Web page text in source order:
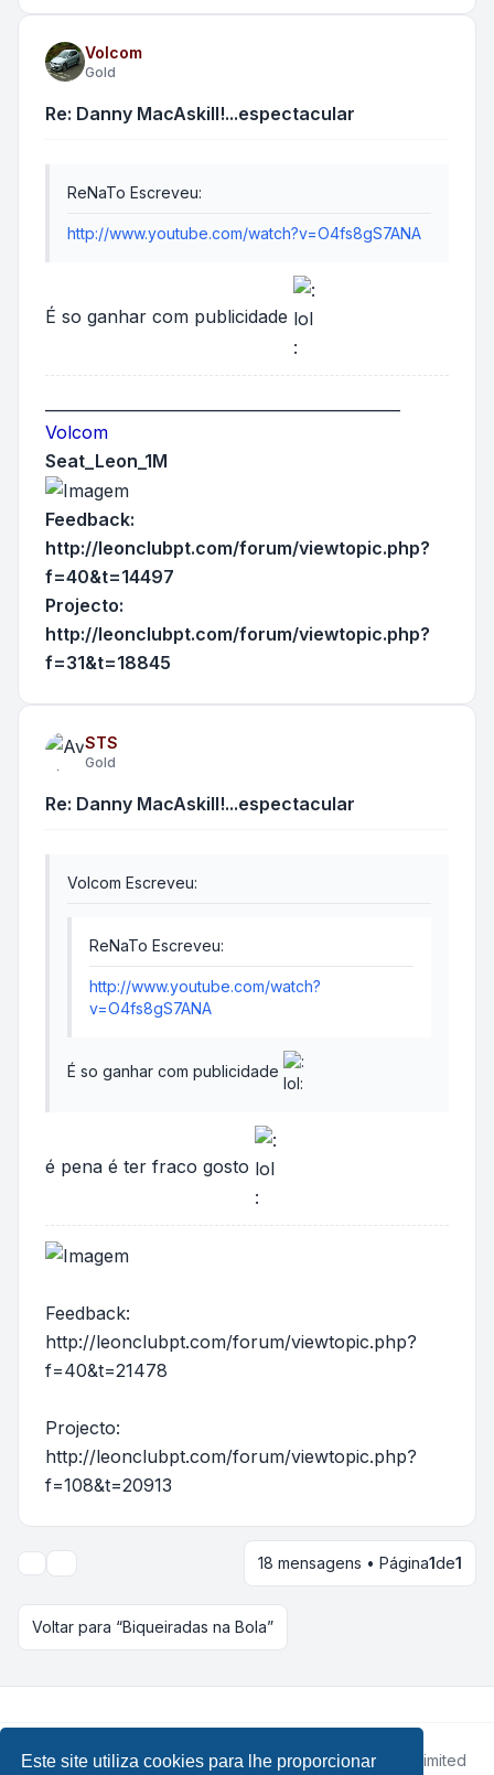
Este site utiliza cookies para lhe proporcionar
Volcom
Gold
Re: Danny MacAskill!...espectacular
ReNaTo Escreveu:
http://www.youtube.com/watch?v=O4fs8gS7ANA
É so ganhar com publicidade
Volcom
Seat_Leon_1M
Feedback:
http://leonclubpt.com/forum/viewtopic.php?
f=40&t=14497
Projecto:
http://leonclubpt.com/forum/viewtopic.php?
f=31&t=18845
STS
Gold
Re: Danny MacAskill!...espectacular
Volcom Escreveu:
ReNaTo Escreveu:
http://www.youtube.com/watch?
v=O4fs8gS7ANA
É so ganhar com publicidade
é pena é ter fraco gosto
Feedback:
http://leonclubpt.com/forum/viewtopic.php?
f=40&t=21478
Projecto:
http://leonclubpt.com/forum/viewtopic.php?
f=108&t=20913
Opções de visualização e ordenação18 mensagens • Página1de1
Voltar para “Biqueiradas na Bola”
Desenvolvido porphpBB® Forum Software © phpBB Limited